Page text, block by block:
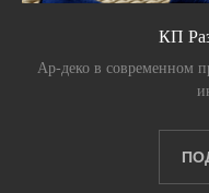
КП
Ар-деко в современном